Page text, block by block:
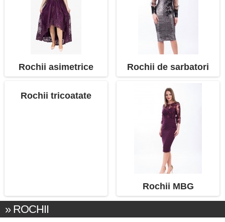
Rochii asimetrice Rochii de sarbatori
Rochii tricoatate
Rochii MBG
» ROCHII